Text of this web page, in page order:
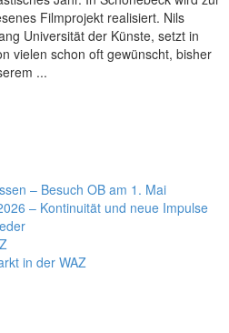
Filmprojekt realisiert. Nils
Universität der Künste, setzt in
vielen schon oft gewünscht, bisher
...
– Besuch OB am 1. Mai
– Kontinuität und neue Impulse
in der WAZ